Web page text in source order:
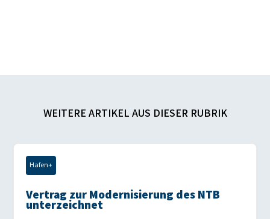
WEITERE ARTIKEL AUS DIESER RUBRIK
Hafen+
Vertrag zur Modernisierung des NTB
unterzeichnet